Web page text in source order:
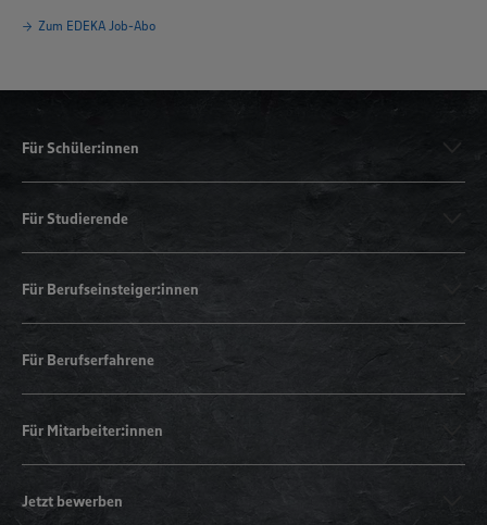
Zum EDEKA Job-Abo
Für Schüler:innen
Für Studierende
Für Berufseinsteiger:innen
Für Berufserfahrene
Für Mitarbeiter:innen
Jetzt bewerben